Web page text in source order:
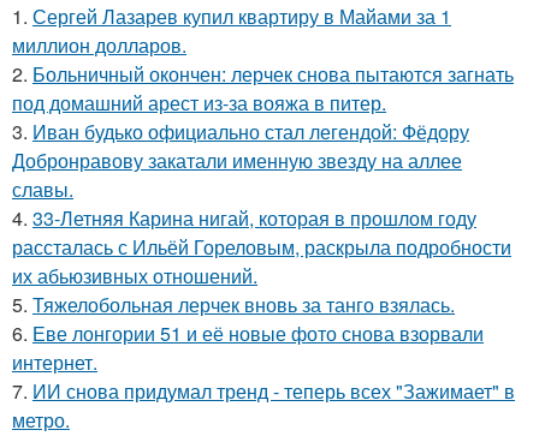
1. Сергей Лазарев купил квартиру в Майами за 1
миллион долларов.
2. Больничный окончен: лерчек снова пытаются загнать
под домашний арест из-за вояжа в питер.
3. Иван будько официально стал легендой: Фёдору
Добронравову закатали именную звезду на аллее
славы.
4. 33-Летняя Карина нигай, которая в прошлом году
рассталась с Ильёй Гореловым, раскрыла подробности
их абьюзивных отношений.
5. Тяжелобольная лерчек вновь за танго взялась.
6. Еве лонгории 51 и её новые фото снова взорвали
интернет.
7. ИИ снова придумал тренд - теперь всех "Зажимает" в
метро.